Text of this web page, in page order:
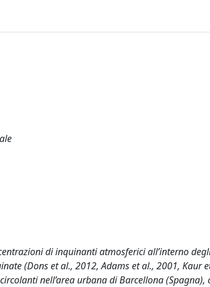
di inquinanti atmosferici all’interno
(Dons et al., 2012, Adams et al., 2001, Kaur
nell’area urbana di Barcellona (Spagna),